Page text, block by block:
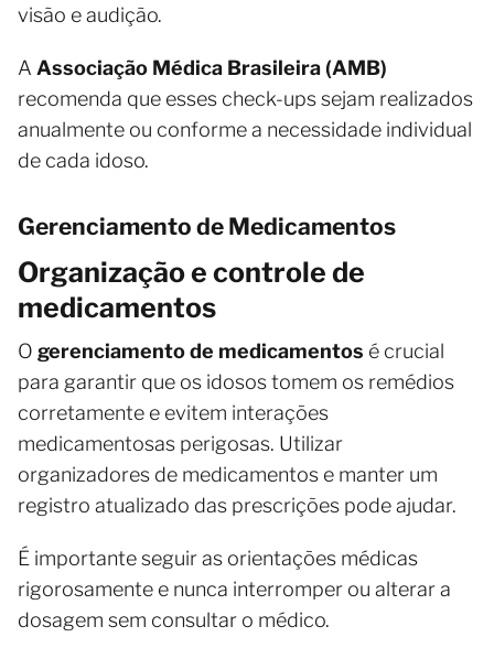
visão e audição.
A Associação Médica Brasileira (AMB)
recomenda que esses check-ups sejam realizados
anualmente ou conforme a necessidade individual
de cada idoso.
Gerenciamento de Medicamentos
Organização e controle de
medicamentos
O gerenciamento de medicamentos é crucial
para garantir que os idosos tomem os remédios
corretamente e evitem interações
medicamentosas perigosas. Utilizar
organizadores de medicamentos e manter um
registro atualizado das prescrições pode ajudar.
É importante seguir as orientações médicas
rigorosamente e nunca interromper ou alterar a
dosagem sem consultar o médico.